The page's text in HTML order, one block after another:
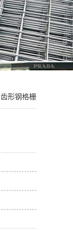
齿形钢格栅